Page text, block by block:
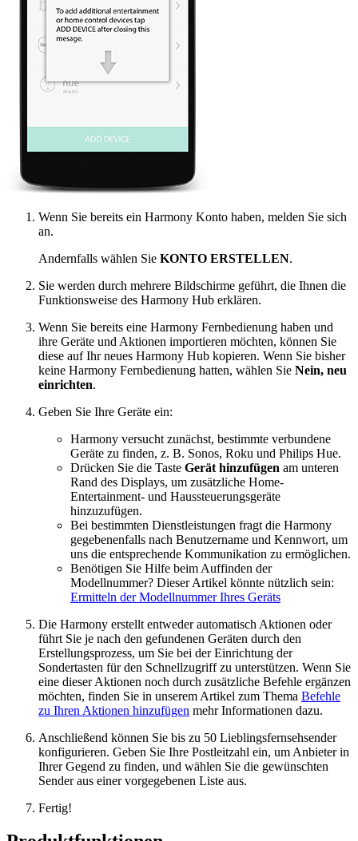
Wenn Sie bereits ein Harmony Konto haben, melden Sie sich
an.
Andernfalls wählen Sie KONTO ERSTELLEN.
Sie werden durch mehrere Bildschirme geführt, die Ihnen die
Funktionsweise des Harmony Hub erklären.
Wenn Sie bereits eine Harmony Fernbedienung haben und
ihre Geräte und Aktionen importieren möchten, können Sie
diese auf Ihr neues Harmony Hub kopieren. Wenn Sie bisher
keine Harmony Fernbedienung hatten, wählen Sie Nein, neu
einrichten.
Geben Sie Ihre Geräte ein:
Harmony versucht zunächst, bestimmte verbundene
Geräte zu finden, z. B. Sonos, Roku und Philips Hue.
Drücken Sie die Taste Gerät hinzufügen am unteren
Rand des Displays, um zusätzliche Home-
Entertainment- und Haussteuerungsgeräte
hinzuzufügen.
Bei bestimmten Dienstleistungen fragt die Harmony
gegebenenfalls nach Benutzername und Kennwort, um
uns die entsprechende Kommunikation zu ermöglichen.
Benötigen Sie Hilfe beim Auffinden der
Modellnummer? Dieser Artikel könnte nützlich sein:
Ermitteln der Modellnummer Ihres Geräts
Die Harmony erstellt entweder automatisch Aktionen oder
führt Sie je nach den gefundenen Geräten durch den
Erstellungsprozess, um Sie bei der Einrichtung der
Sondertasten für den Schnellzugriff zu unterstützen. Wenn Sie
eine dieser Aktionen noch durch zusätzliche Befehle ergänzen
möchten, finden Sie in unserem Artikel zum Thema Befehle
zu Ihren Aktionen hinzufügen mehr Informationen dazu.
Anschließend können Sie bis zu 50 Lieblingsfernsehsender
konfigurieren. Geben Sie Ihre Postleitzahl ein, um Anbieter in
Ihrer Gegend zu finden, und wählen Sie die gewünschten
Sender aus einer vorgegebenen Liste aus.
Fertig!